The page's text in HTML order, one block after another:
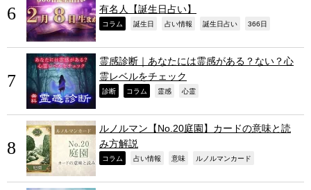
有名人【誕生日占い】
コラム 誕生日 占い情報 誕生日占い 366日
霊感診断｜あなたには霊感がある？ない？心
霊レベルをチェック
診断 コラム 霊感 心霊
ルノルマン【No.20庭園】カードの意味と読
み方解説
コラム 占い情報 意味 ルノルマンカード